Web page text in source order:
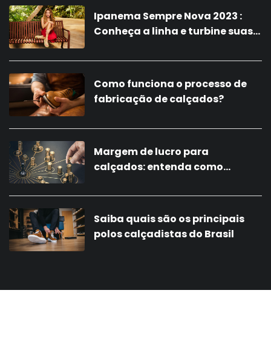
Ipanema Sempre Nova 2023 :
Conheça a linha e turbine suas
Como funciona o processo de
fabricação de calçados?
Margem de lucro para
calçados: entenda como
Saiba quais são os principais
polos calçadistas do Brasil